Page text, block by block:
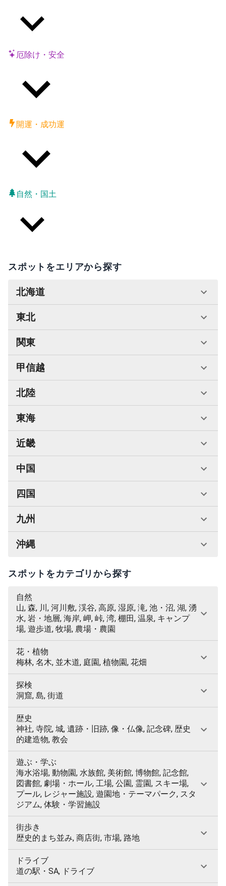
厄除け・安全
開運・成功運
自然・国土
スポットをエリアから探す
北海道
東北
関東
甲信越
北陸
東海
近畿
中国
四国
九州
沖縄
スポットをカテゴリから探す
自然
山, 森, 川, 河川敷, 渓谷, 高原, 湿原, 滝, 池・沼, 湖, 湧
水, 岩・地層, 海岸, 岬, 峠, 湾, 棚田, 温泉, キャンプ
場, 遊歩道, 牧場, 農場・農園
花・植物
梅林, 名木, 並木道, 庭園, 植物園, 花畑
探検
洞窟, 島, 街道
歴史
神社, 寺院, 城, 遺跡・旧跡, 像・仏像, 記念碑, 歴史
的建造物, 教会
遊ぶ・学ぶ
海水浴場, 動物園, 水族館, 美術館, 博物館, 記念館,
図書館, 劇場・ホール, 工場, 公園, 霊園, スキー場,
プール, レジャー施設, 遊園地・テーマパーク, スタ
ジアム, 体験・学習施設
街歩き
歴史的まち並み, 商店街, 市場, 路地
ドライブ
道の駅・SA, ドライブ